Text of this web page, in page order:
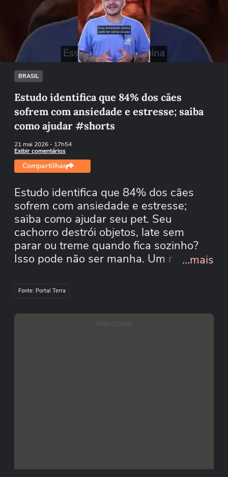
Não foi possível reproduzir o vídeo
Tentar novamente
BRASIL
Estudo identifica que 84% dos cães
sofrem com ansiedade e estresse; saiba
como ajudar #shorts
21 mai 2026- 17h54
Exibir comentários
Compartilhar
Estudo identifica que 84% dos cães
sofrem com ansiedade e estresse;
saiba como ajudar seu pet. Seu
cachorro destrói objetos, late sem
parar ou treme quando fica sozinho?
Isso pode não ser manha. Um novo
sobre a saúde mental dos pets. A
de medicina veterinária do Texas, nos
Estados Unidos, apontou que 84% dos
...mais
Fonte: Portal Terra
PUBLICIDADE